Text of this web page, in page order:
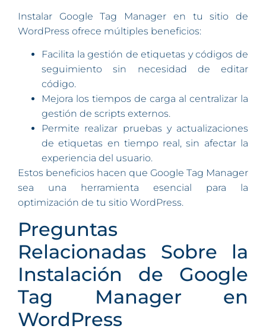
Instalar Google Tag Manager en tu sitio de
WordPress ofrece múltiples beneficios:
Facilita la gestión de etiquetas y códigos de
seguimiento sin necesidad de editar
código.
Mejora los tiempos de carga al centralizar la
gestión de scripts externos.
Permite realizar pruebas y actualizaciones
de etiquetas en tiempo real, sin afectar la
experiencia del usuario.
Estos beneficios hacen que Google Tag Manager
sea una herramienta esencial para la
optimización de tu sitio WordPress.
Preguntas
Relacionadas Sobre la
Instalación de Google
Tag Manager en
WordPress